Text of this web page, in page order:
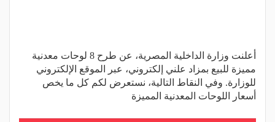
أعلنت وزارة الداخلية المصرية، عن طرح 8 لوحات معدنية
مميزة للبيع بمزاد علني إلكتروني، عبر الموقع الإلكتروني
للوزارة. وفي النقاط التالية، نستعرض لكم كل ما يخص
أسعار اللوحات المعدنية المميزة